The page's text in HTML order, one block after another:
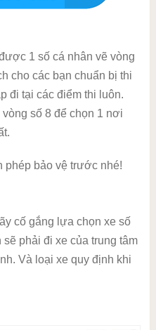
1 số cá nhân vẽ vòng
cho các bạn chuẩn bị thi
đi tại các điểm thi luôn.
số 8 để chọn 1 nơi
phép bảo vệ trước nhé!
cố gắng lựa chọn xe số
phải đi xe của trung tâm
Và loại xe quy định khi